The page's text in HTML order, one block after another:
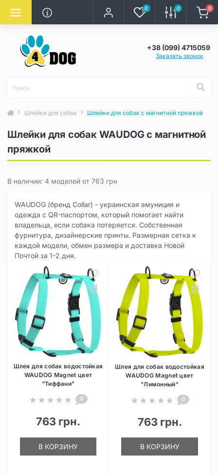
0 0 0
+38 (099) 4715059
Заказать звонок
Шлейки для собак Шлейки для собак с магнитной пряжкой
Шлейки для собак WAUDOG с магнитной
пряжкой
В наличии: 4 моделей от 763 грн
WAUDOG (бренд Collar) - украинская амуниция и
одежда с QR-паспортом, который помогает найти
владельца, если собака потеряется. Собственная
фурнитура, дизайнерские принты. Размерная сетка к
каждой модели, обмен размера и доставка Новой
Почтой за 1-2 дня.
Шлея для собак водостойкая
WAUDOG Magnet цвет
"Тиффани"
0
763 грн.
В КОРЗИНУ
Шлея для собак водостойкая
WAUDOG Magnet цвет
"Лимонный"
0
763 грн.
В КОРЗИНУ